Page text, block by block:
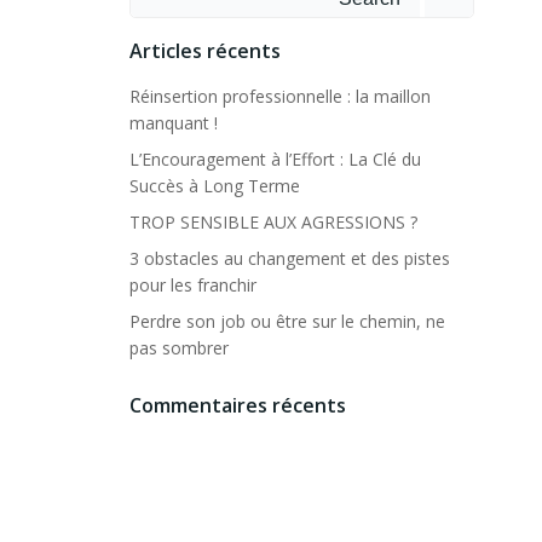
Articles récents
Réinsertion professionnelle : la maillon
manquant !
L’Encouragement à l’Effort : La Clé du
Succès à Long Terme
TROP SENSIBLE AUX AGRESSIONS ?
3 obstacles au changement et des pistes
pour les franchir
Perdre son job ou être sur le chemin, ne
pas sombrer
Commentaires récents